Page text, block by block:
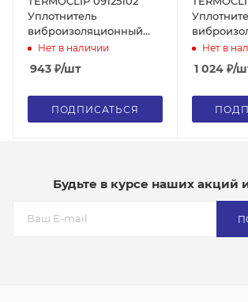
Уплотнитель
виброизоляционный
(виброгасящий
вкладыш) 21,4x8,7x40,5,
мм
Нет в наличии
943 ₽/шт
ПОДПИСАТЬСЯ
вкладыш)
мм
Нет в
1 024₽/
Будьте в курсе наших акций